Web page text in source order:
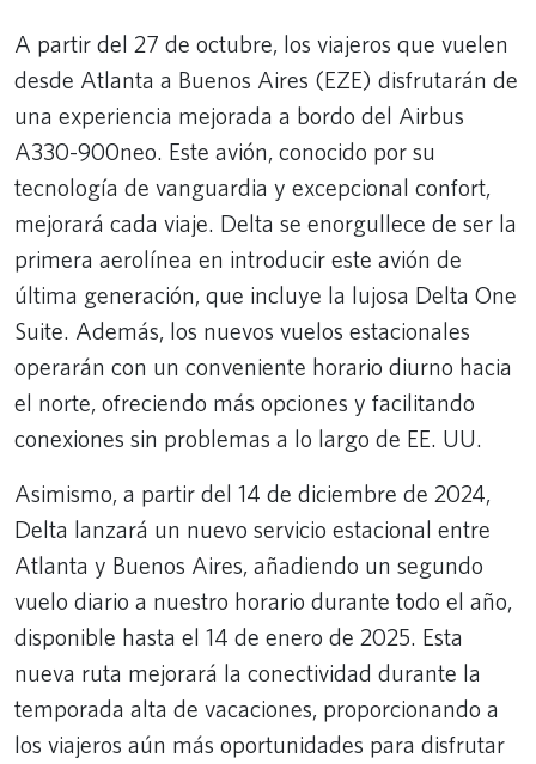
A partir del 27 de octubre, los viajeros que vuelen
desde Atlanta a Buenos Aires (EZE) disfrutarán de
una experiencia mejorada a bordo del Airbus
A330-900neo. Este avión, conocido por su
tecnología de vanguardia y excepcional confort,
mejorará cada viaje. Delta se enorgullece de ser la
primera aerolínea en introducir este avión de
última generación, que incluye la lujosa Delta One
Suite. Además, los nuevos vuelos estacionales
operarán con un conveniente horario diurno hacia
el norte, ofreciendo más opciones y facilitando
conexiones sin problemas a lo largo de EE. UU.
Asimismo, a partir del 14 de diciembre de 2024,
Delta lanzará un nuevo servicio estacional entre
Atlanta y Buenos Aires, añadiendo un segundo
vuelo diario a nuestro horario durante todo el año,
disponible hasta el 14 de enero de 2025. Esta
nueva ruta mejorará la conectividad durante la
temporada alta de vacaciones, proporcionando a
los viajeros aún más oportunidades para disfrutar